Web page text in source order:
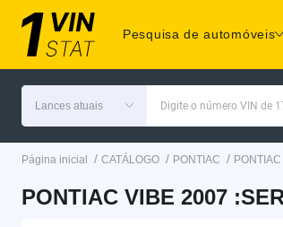
Pesquisa de automóveis
Lances atuais Digite o número VIN de
Página inicial / CATÁLOGO / PONTIAC /
PONTIAC VIBE 2007